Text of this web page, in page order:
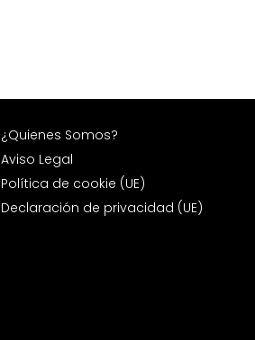
¿Quienes Somos?
Aviso Legal
Política de cookie (UE)
Declaración de privacidad (UE)